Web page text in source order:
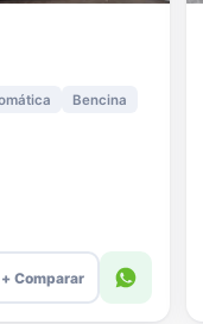
+ Comparar